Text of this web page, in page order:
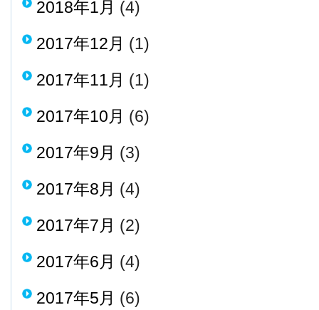
2018年1月 (4)
2017年12月 (1)
2017年11月 (1)
2017年10月 (6)
2017年9月 (3)
2017年8月 (4)
2017年7月 (2)
2017年6月 (4)
2017年5月 (6)